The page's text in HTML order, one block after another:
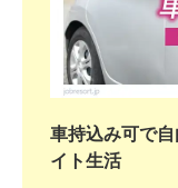
車持込み可で
イト生活